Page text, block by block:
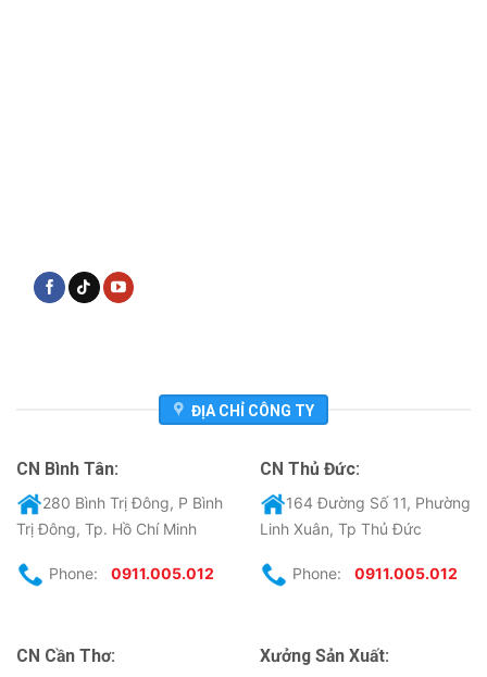
ĐỊA CHỈ CÔNG TY
CN Bình Tân:
280 Bình Trị Đông, P Bình
Trị Đông, Tp. Hồ Chí Minh
Phone: 0911.005.012
CN Thủ Đức:
164 Đường Số 11, Phường
Linh Xuân, Tp Thủ Đức
Phone: 0911.005.012
CN Cần Thơ: Xưởng Sản Xuất: